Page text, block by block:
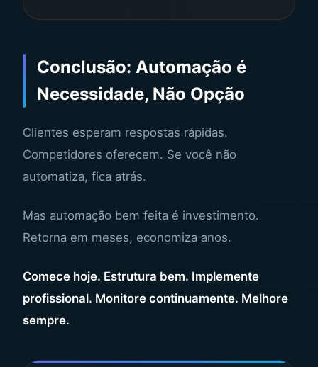
Conclusão: Automação é
Necessidade, Não Opção
Clientes esperam respostas rápidas.
Competidores oferecem. Se você não
automatiza, fica atrás.
Mas automação bem feita é investimento.
Retorna em meses, economiza anos.
Comece hoje. Estrutura bem. Implemente
profissional. Monitore continuamente. Melhore
sempre.